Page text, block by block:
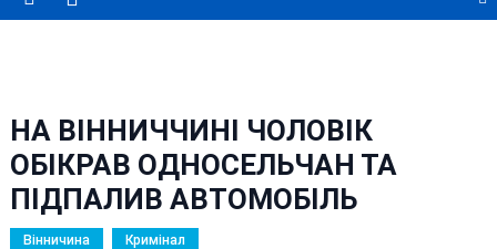
НА ВІННИЧЧИНІ ЧОЛОВІК
ОБІКРАВ ОДНОСЕЛЬЧАН ТА
ПІДПАЛИВ АВТОМОБІЛЬ
Вінничина Кримінал